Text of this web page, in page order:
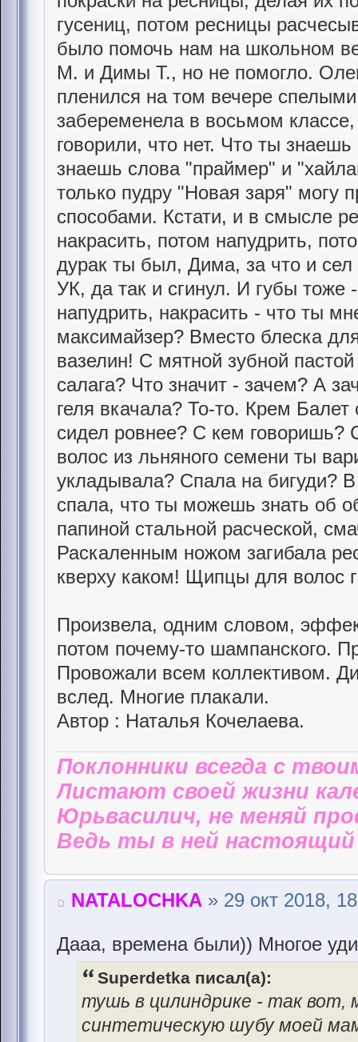
гусениц, потом ресницы
было помочь нам на школьном
М. и Димы Т., но не помогло.
пленился на том вечере
забеременела в восьмом
говорили, что нет. Что ты
знаешь слова "праймер" и
только пудру "Новая заря" могу
способами. Кстати, и в смысле
накрасить, потом напудрить,
дурак ты был, Дима, за что и
УК, да так и сгинул. И губы тоже
напудрить, накрасить - что ты
максимайзер? Вместо блеска
вазелин! С мятной зубной
салага? Что значит - зачем? А
геля вкачала? То-то. Крем
сидел ровнее? С кем говоришь?
волос из льняного семени ты
укладывала? Спала на бигуди?
спала, что ты можешь знать об
папиной стальной расческой,
Раскаленным ножом загибала
кверху каком! Щипцы для волос
Произвела, одним словом,
потом почему-то шампанского.
Провожали всем коллективом.
вслед. Многие плакали.
Автор : Наталья Кочелаева.
Поклонники всегда с
Листают своей жизни
Юрьвасилич, не меняй
Ведь ты в ней настоящий
NATALOCHKA » 29 окт 2018,
Дааа, времена были)) Многое
Superdetka писал(а):
тушь в цилиндрике - так вот,
синтетическую шубу моей